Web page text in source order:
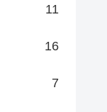
11
16
7